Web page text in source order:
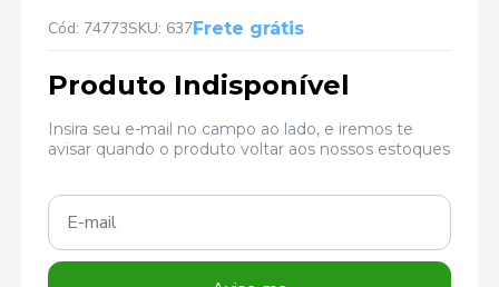
Cód: 74773SKU: 637Frete grátis
Produto Indisponível
Insira seu e-mail no campo ao lado, e iremos te
avisar quando o produto voltar aos nossos estoques